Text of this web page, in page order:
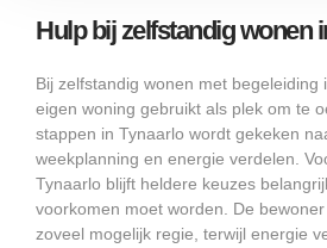
Hulp bij zelfstandig wonen
Bij zelfstandig wonen met begeleiding
eigen woning gebruikt als plek om te
stappen in Tynaarlo wordt gekeken
weekplanning en energie verdelen.
Tynaarlo blijft heldere keuzes
voorkomen moet worden. De
zoveel mogelijk regie, terwijl energie